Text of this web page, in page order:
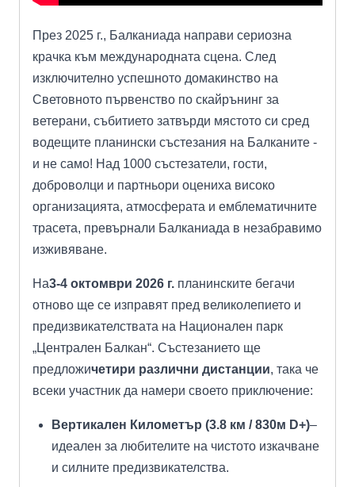
През 2025 г., Балканиада направи сериозна
крачка към международната сцена. След
изключително успешното домакинство на
Световното първенство по скайрънинг за
ветерани, събитието затвърди мястото си сред
водещите планински състезания на Балканите -
и не само! Над 1000 състезатели, гости,
доброволци и партньори оцениха високо
организацията, атмосферата и емблематичните
трасета, превърнали Балканиада в незабравимо
изживяване.
На3-4 октомври 2026 г. планинските бегачи
отново ще се изправят пред великолепието и
предизвикателствата на Национален парк
„Централен Балкан“. Състезанието ще
предложичетири различни дистанции, така че
всеки участник да намери своето приключение:
Вертикален Километър (3.8 км / 830м D+)–
идеален за любителите на чистото изкачване
и силните предизвикателства.